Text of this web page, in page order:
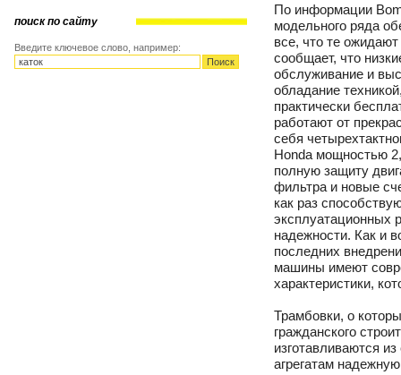
поиск по сайту
Введите ключевое слово, например:
По информации
модельного ряда
все, что те
сообщает, что
обслуживание и
обладание
практически
работают от
себя
Honda мощностью
полную защиту
фильтра и новые
как раз
эксплуатационных
надежности. Как и
последних
машины имеют
характеристики,
Трамбовки, о
гражданского
изготавливаются
агрегатам